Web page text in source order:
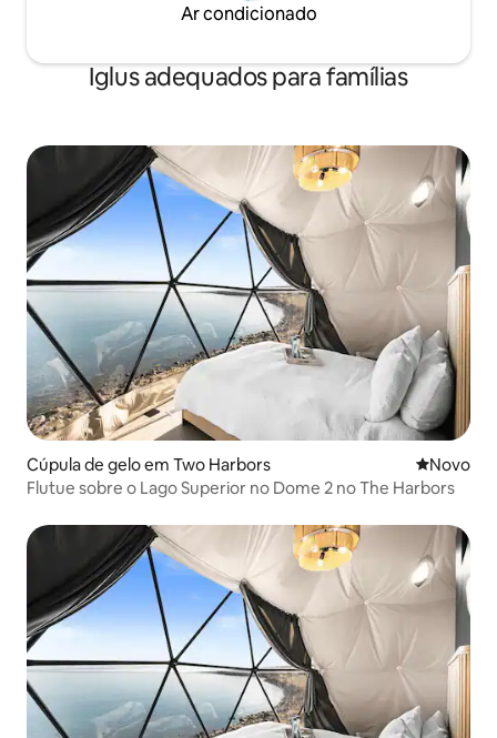
Ar condicionado
Iglus adequados para famílias
Cúpula de gelo em Two Harbors Novo
Novo
Flutue sobre o Lago Superior no Dome 2 no The Harbors